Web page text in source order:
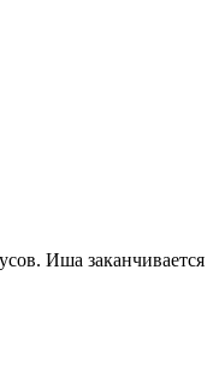
Иша заканчивается